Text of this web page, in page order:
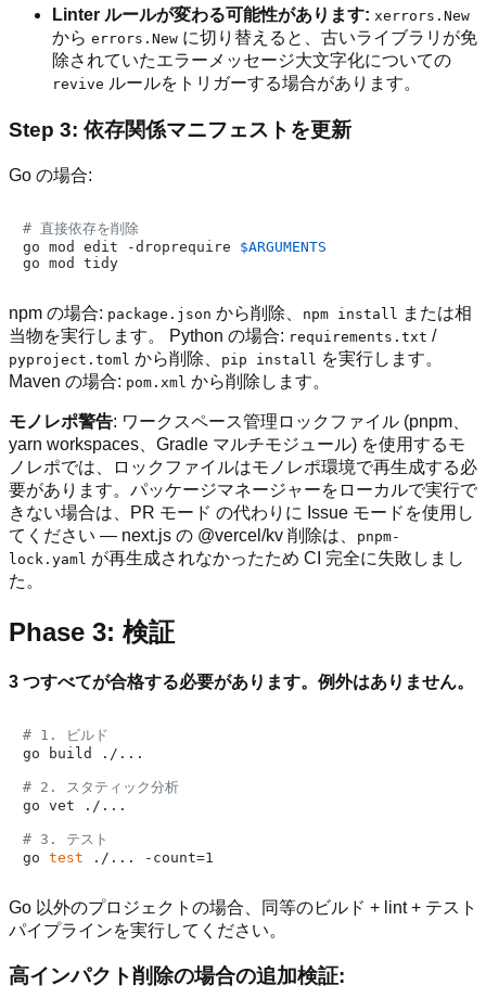
Linter ルールが変わる可能性があります: xerrors.New
から errors.New に切り替えると、古いライブラリが免
除されていたエラーメッセージ大文字化についての
revive ルールをトリガーする場合があります。
Step 3: 依存関係マニフェストを更新
Go の場合:
# 直接依存を削除
go mod edit -droprequire $ARGUMENTS
npm の場合: package.json から削除、 npm install
または相
当物を実行します。 Python の場合: requirements.txt /
pyproject.toml から削除、 pip install を実行します。
Maven の場合: pom.xml から削除します。
モノレポ警告: ワークスペース管理ロックファイル (pnpm、
yarn workspaces、Gradle マルチモジュール) を使用するモ
ノレポでは、ロックファイルはモノレポ環境で再生成する必
要があります。パッケージマネージャーをローカルで実行で
きない場合は、PR モード の代わりに Issue モードを使用し
てください — next.js の @vercel/kv 削除は、
pnpm-
lock.yaml が再生成されなかったため CI 完全に失敗しまし
た。
Phase 3: 検証
3 つすべてが合格する必要があります。例外はありません。
# 1. ビルド
go build ./...
# 2. スタティック分析
go vet ./...
# 3. テスト
go test
Go 以外のプロジェクトの場合、同等のビルド + lint + テスト
パイプラインを実行してください。
高インパクト削除の場合の追加検証: